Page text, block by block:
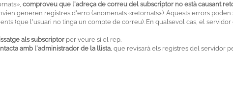
comproveu que l'adreça de correu del subscriptor no està causant
generen registres d'erro (anomenats «retornats»). Aquests errors
(que l'usuari no tinga un compte de correu). En qualsevol cas, el
als subscriptor per veure si el rep.
amb l'administrador de la llista, que revisarà els registres del servidor